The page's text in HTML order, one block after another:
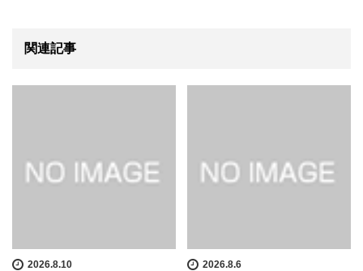
関連記事
2026.8.10 2026.8.6